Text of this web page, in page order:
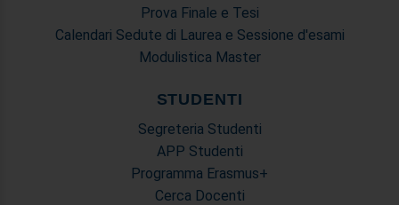
Prova Finale e Tesi
Calendari Sedute di Laurea e Sessione d'esami
Modulistica Master
STUDENTI
Segreteria Studenti
APP Studenti
Programma Erasmus+
Cerca Docenti